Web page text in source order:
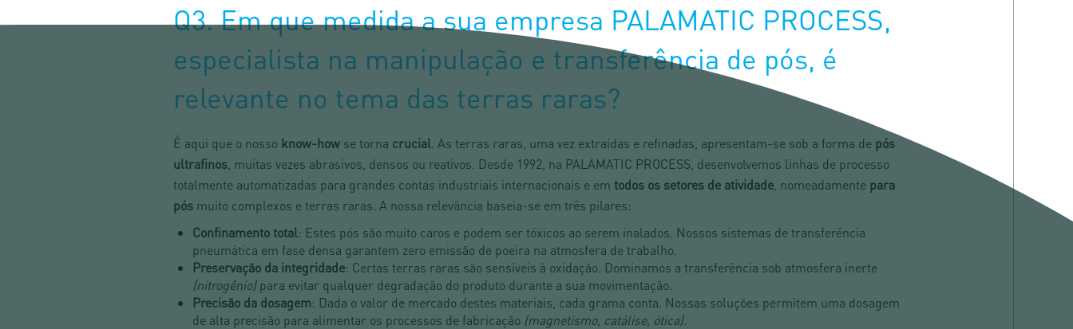
Q3. Em que medida a sua empresa PALAMATIC PROCESS,
especialista na manipulação e transferência de pós, é
relevante no tema das terras raras?
É aqui que o nosso know-how se torna crucial. As terras raras, uma vez extraídas e refinadas, apresentam-se sob a forma de pós
ultrafinos , muitas vezes abrasivos, densos ou reativos. Desde 1992, na PALAMATIC PROCESS, desenvolvemos linhas de processo
totalmente automatizadas para grandes contas industriais internacionais e em todos os setores de atividade , nomeadamente para
pós muito complexos e terras raras. A nossa relevância baseia-se em três pilares:
Confinamento total: Estes pós são muito caros e podem ser tóxicos ao serem inalados. Nossos sistemas de transferência
pneumática em fase densa garantem zero emissão de poeira na atmosfera de trabalho.
Preservação da integridade: Certas terras raras são sensíveis à oxidação. Dominamos a transferência sob atmosfera inerte
(nitrogênio)para evitar qualquer degradação do produto durante a sua movimentação.
Precisão da dosagem: Dada o valor de mercado destes materiais, cada grama conta. Nossas soluções permitem uma dosagem
de alta precisão para alimentar os processos de fabricação (magnetismo, catálise, ótica).